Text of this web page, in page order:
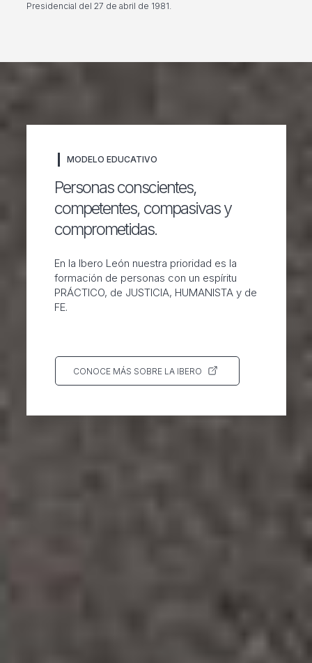
Presidencial del 27 de abril de 1981.
MODELO EDUCATIVO
Personas conscientes,
competentes, compasivas y
comprometidas.
En la Ibero León nuestra prioridad es la
formación de personas con un espíritu
PRÁCTICO, de JUSTICIA, HUMANISTA y de
FE.
CONOCE MÁS SOBRE LA IBERO